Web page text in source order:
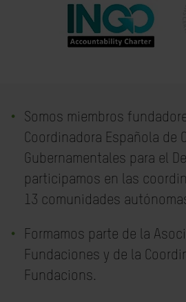
Somos miembros
Coordinadora Española de
Gubernamentales para el
participamos en las
13 comunidades
Formamos parte de la
Fundaciones y de la
Fundacions.